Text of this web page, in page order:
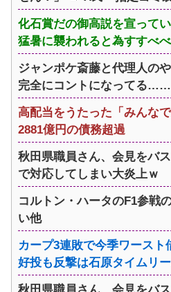
化石賞だの御高説を宣って
猛暑に襲われると為すすべ
ジャンポケ斎藤と代理人の
完全にコントになってる
高配当をうたった「みんな
2881億円の債務超過
秋田県職員さん、会見をバ
で対応してしまい大炎上ｗ
コルトン・ハータのF1参戦
い他
カープ3連敗で今季ワースト
好投も反撃は石原タイムリ